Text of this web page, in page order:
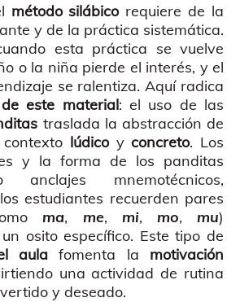
método silábicorequiere de la
y de la práctica sistemática.
esta práctica se vuelve
o la niña pierde el interés, y el
se ralentiza. Aquí radica
este material: el uso de las
traslada la abstracción de
lúdicoyconcreto. Los
y la forma de los panditas
anclajes mnemotécnicos,
estudiantes recuerden pares
ma, me, mi, mo,mu)
osito específico. Este tipo de
aula fomenta la motivación
una actividad de rutina
y deseado.